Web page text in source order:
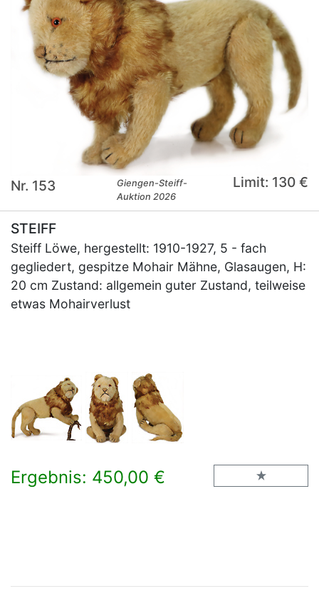
Nr. 153
Giengen-Steiff-
Auktion 2026
Limit: 130 €
STEIFF
Steiff Löwe, hergestellt: 1910-1927, 5 - fach
gegliedert, gespitze Mohair Mähne, Glasaugen, H:
20 cm Zustand: allgemein guter Zustand, teilweise
etwas Mohairverlust
Ergebnis: 450,00 €